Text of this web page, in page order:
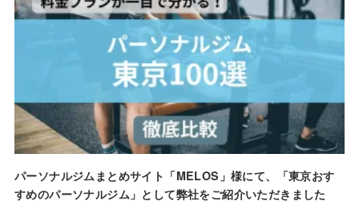
パーソナルジムまとめサイト「MELOS」様にて、「東京おす
すめのパーソナルジム」として弊社をご紹介いただきました